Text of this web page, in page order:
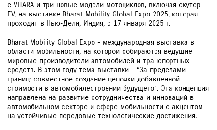
e VITARA и три новые модели мотоциклов, включая скутер
EV, на выставке Bharat Mobility Global Expo 2025, которая
проходит в Нью-Дели, Индия, с 17 января 2025 г.
Bharat Mobility Global Expo - международная выставка в
области мобильности, на которой собираются ведущие
мировые производители автомобилей и транспортных
средств. В этом году тема выставки - “За пределами
границ: совместное создание цепочки добавленной
стоимости в автомобилестроении будущего”. Эта концепция
направлена на развитие сотрудничества и инноваций в
автомобильном секторе и сфере мобильности с акцентом
на устойчивые передовые технологические достижения.